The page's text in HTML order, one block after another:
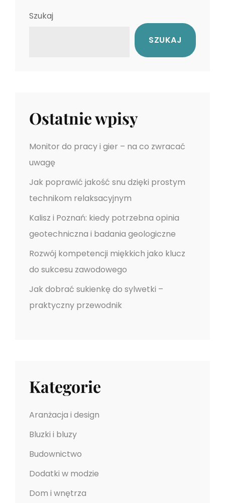
Szukaj
SZUKAJ
Ostatnie wpisy
Monitor do pracy i gier – na co zwracać
uwagę
Jak poprawić jakość snu dzięki prostym
technikom relaksacyjnym
Kalisz i Poznań: kiedy potrzebna opinia
geotechniczna i badania geologiczne
Rozwój kompetencji miękkich jako klucz
do sukcesu zawodowego
Jak dobrać sukienkę do sylwetki –
praktyczny przewodnik
Kategorie
Aranżacja i design
Bluzki i bluzy
Budownictwo
Dodatki w modzie
Dom i wnętrza